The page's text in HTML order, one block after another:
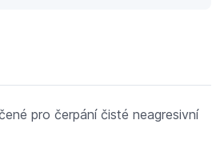
pro čerpání čisté neagresivní